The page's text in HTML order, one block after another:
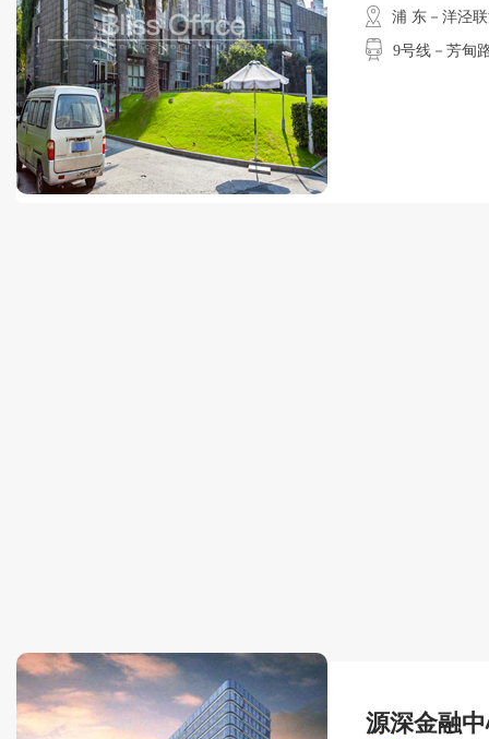
浦 东－洋泾
9号线－芳甸
源深金融